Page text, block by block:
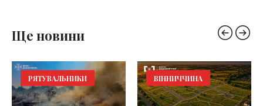
Ще новини
РЯТУВАЛЬНИКИ ВІННИЧЧИНА